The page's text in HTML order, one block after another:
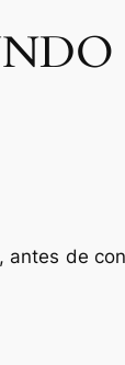
antes de